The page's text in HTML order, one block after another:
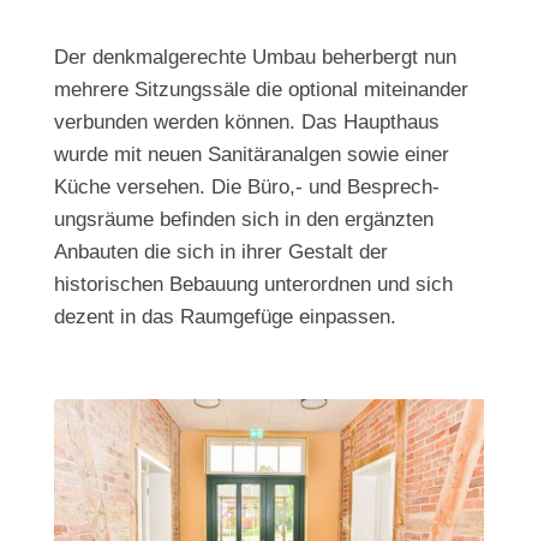
Der denkmalgerechte Umbau beherbergt nun
mehrere Sitzungssäle die optional miteinander
verbunden werden können. Das Haupthaus
wurde mit neuen Sanitäranalgen sowie einer
Küche versehen. Die Büro,- und Besprech-
ungsräume befinden sich in den ergänzten
Anbauten die sich in ihrer Gestalt der
historischen Bebauung unterordnen und sich
dezent in das Raumgefüge einpassen.